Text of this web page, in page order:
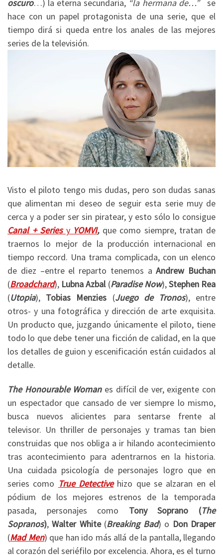
oscuro…) la eterna secundaria, “la hermana de…”se
hace con un papel protagonista de una serie, que el
tiempo dirá si queda entre los anales de las mejores
series de la televisión.
Visto el piloto tengo mis dudas, pero son dudas sanas
que alimentan mi deseo de seguir esta serie muy de
cerca y a poder ser sin piratear, y esto sólo lo consigue
Canal + Seriesy YOMVI,que como siempre, tratan de
traernos lo mejor de la producción internacional en
tiempo reccord. Una trama complicada, con un elenco
de diez –entre el reparto tenemos aAndrew Buchan
(Broadchard), Lubna Azbal (Paradise Now),Stephen Rea
(Utopia), Tobias Menzies (Juego de Tronos), entre
otros- y una fotográfica y dirección de arte exquisita.
Un producto que, juzgando únicamente el piloto, tiene
todo lo que debe tener una ficción de calidad, en la que
los detalles de guion y escenificación están cuidados al
detalle.
The Honourable Womanes difícil de ver, exigente con
un espectador que cansado de ver siempre lo mismo,
busca nuevos alicientes para sentarse frente al
televisor. Un thriller de personajes y tramas tan bien
construidas que nos obliga a ir hilando acontecimiento
tras acontecimiento para adentrarnos en la historia.
Una cuidada psicología de personajes logro que en
series como True Detectivehizo que se alzaran en el
pódium de los mejores estrenos de la temporada
pasada, personajes como Tony Soprano (The
Sopranos),Walter White(Breaking Bad) o Don Draper
(Mad Men) que han ido más allá de la pantalla, llegando
al corazón del seriéfilo por excelencia. Ahora, es el turno